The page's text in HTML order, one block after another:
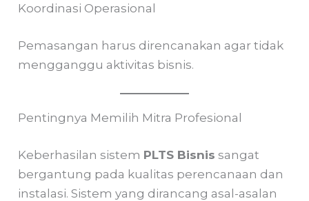
Koordinasi Operasional
Pemasangan harus direncanakan agar tidak
mengganggu aktivitas bisnis.
Pentingnya Memilih Mitra Profesional
Keberhasilan sistem PLTS Bisnis sangat
bergantung pada kualitas perencanaan dan
instalasi. Sistem yang dirancang asal-asalan